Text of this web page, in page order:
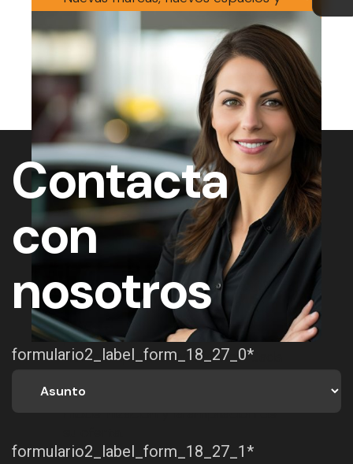
una visión cada vez más amplia En
los últimos años, el grupo ha
acelerado su transformación con la
apertura de múltiples
concesionarios y la integración de
nuevas marcas que refuerzan su
posicionamiento. La creación de
MG Albión Motor, el impulso de la
división de vehículos de ocasión
con TOTALOCASION y la llegada
de marcas innovadoras como
OMODA & JAECOO o Xpeng
evidencian una apuesta por el
futuro de la movilidad. Las nuevas
instalaciones inauguradas en
Alcorcón, Majadahonda y Leganés
complementan este crecimiento y
permiten ofrecer una experiencia
más completa a los clientes. Cada
nuevo paso es una muestra clara
del compromiso del grupo con la
modernización y la ampliación de
Contacta
con
nosotros
formulario2_label_form_18_27_0*
formulario2_label_form_18_27_1*